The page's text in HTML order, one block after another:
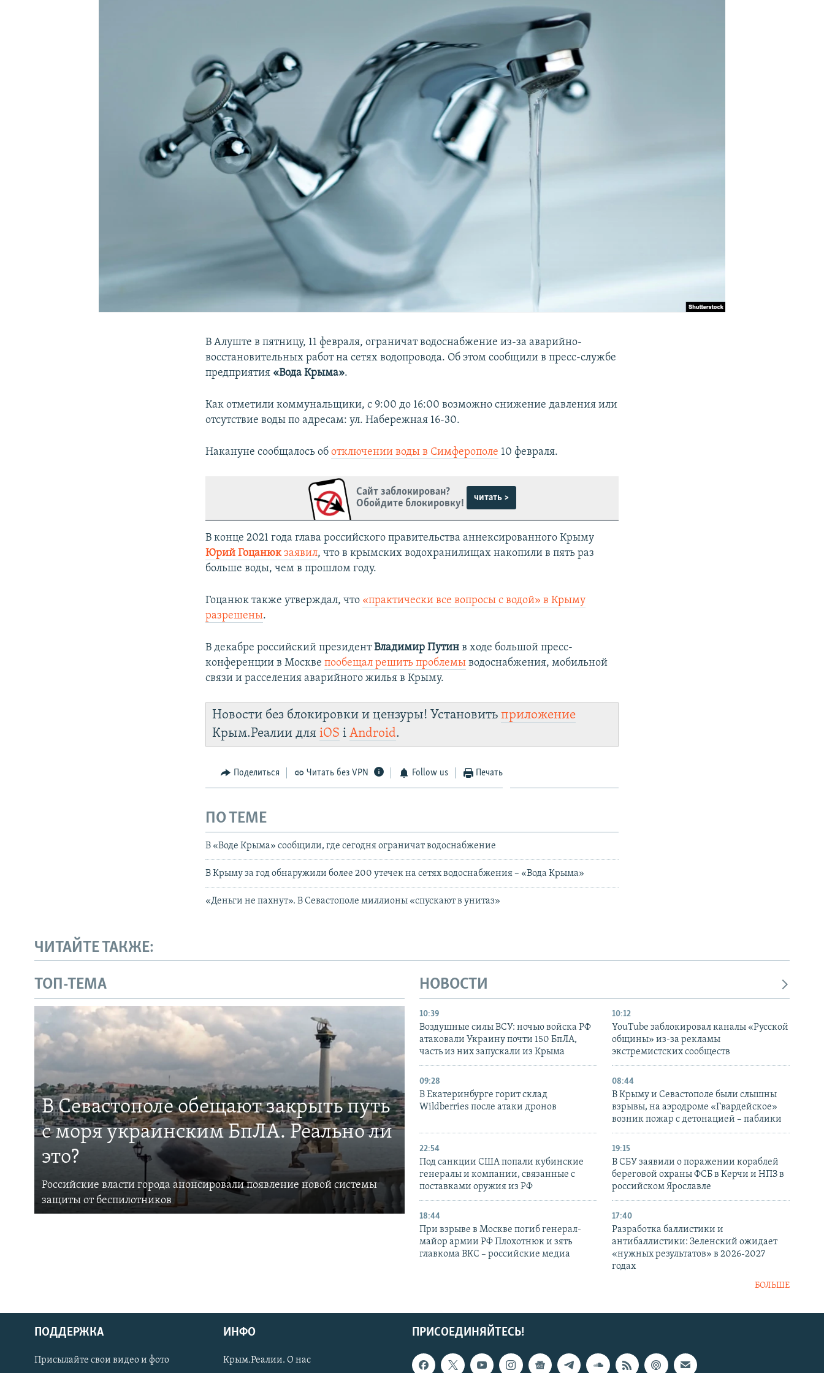
Українською
В Алуште в пятницу, 11 февраля, ограничат водоснабжение из-за аварийно-
восстановительных работ на сетях водопровода. Об этом сообщили в пресс-службе
предприятия «Вода Крыма».
Как отметили коммунальщики, с 9:00 до 16:00 возможно снижение давления или
отсутствие воды по адресам: ул. Набережная 16-30.
Накануне сообщалось оботключении воды в Симферополе 10 февраля.
Сайт заблокирован?
Обойдите блокировку!
читать >
В конце 2021 года глава российского правительства аннексированного Крыму
Юрий Гоцанюкзаявил, что в крымских водохранилищах накопили в пять раз
больше воды, чем в прошлом году.
Гоцанюк также утверждал, что «практически все вопросы с водой» в Крыму
разрешены.
В декабре российский президентВладимир Путин в ходе большой пресс-
конференции в Москвепообещал решить проблемы водоснабжения, мобильной
связи и расселения аварийного жилья в Крыму.
Новости без блокировки и цензуры! Установитьприложение
Крым.Реалии дляiOS іAndroid.
Поделиться Читать без VPN Follow us Печать
ПО ТЕМЕ
В «Воде Крыма» сообщили, где сегодня ограничат водоснабжение
В Крыму за год обнаружили более 200 утечек на сетях водоснабжения – «Вода Крыма»
«Деньги не пахнут». В Севастополе миллионы «спускают в унитаз»
ЧИТАЙТЕ ТАКЖЕ:
ТОП-ТЕМА
В Севастополе обещают закрыть путь
с моря украинским БпЛА. Реально ли
это?
Российские власти города анонсировали появление новой системы
защиты от беспилотников
НОВОСТИ
10:39
Воздушные силы ВСУ: ночью войска РФ
атаковали Украину почти 150 БпЛА,
часть из них запускали из Крыма
10:12
YouTube заблокировал каналы «Русской
общины» из-за рекламы
экстремистских сообществ
09:28
В Екатеринбурге горит склад
Wildberries после атаки дронов
08:44
В Крыму и Севастополе были слышны
взрывы, на аэродроме «Гвардейское»
возник пожар с детонацией – паблики
22:54
Под санкции США попали кубинские
генералы и компании, связанные с
поставками оружия из РФ
19:15
В СБУ заявили о поражении кораблей
береговой охраны ФСБ в Керчи и НПЗ в
российском Ярославле
18:44
При взрыве в Москве погиб генерал-
майор армии РФ Плохотнюк и зять
главкома ВКС – российские медиа
17:40
Разработка баллистики и
антибаллистики: Зеленский ожидает
«нужных результатов» в 2026-2027
годах
БОЛЬШЕ
ПРИСОЕДИНЯЙТЕСЬ!
ПОДДЕРЖКА
Присылайте свои видео и фото
ИНФО
Крым.Реалии. О нас